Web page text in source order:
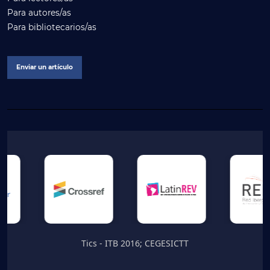
Para autores/as
Para bibliotecarios/as
Enviar un artículo
Tics - ITB 2016; CEGESICTT